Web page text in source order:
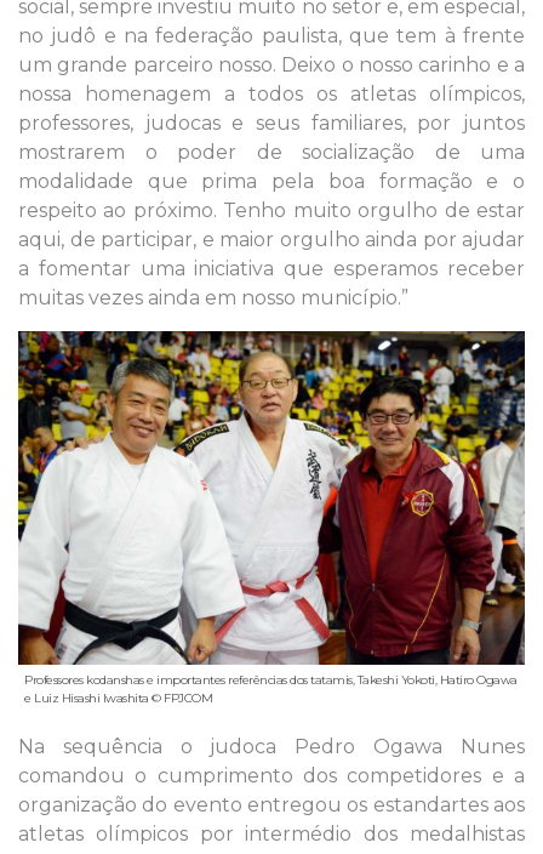
social, sempre investiu muito no setor e, em especial,
no judô e na federação paulista, que tem à frente
um grande parceiro nosso. Deixo o nosso carinho e a
nossa homenagem a todos os atletas olímpicos,
professores, judocas e seus familiares, por juntos
mostrarem o poder de socialização de uma
modalidade que prima pela boa formação e o
respeito ao próximo. Tenho muito orgulho de estar
aqui, de participar, e maior orgulho ainda por ajudar
a fomentar uma iniciativa que esperamos receber
muitas vezes ainda em nosso município.”
Professores kodanshas e importantes referências dos tatamis, Takeshi Yokoti, Hatiro Ogawa
e Luiz Hisashi Iwashita © FPJCOM
Na sequência o judoca Pedro Ogawa Nunes
comandou o cumprimento dos competidores e a
organização do evento entregou os estandartes aos
atletas olímpicos por intermédio dos medalhistas